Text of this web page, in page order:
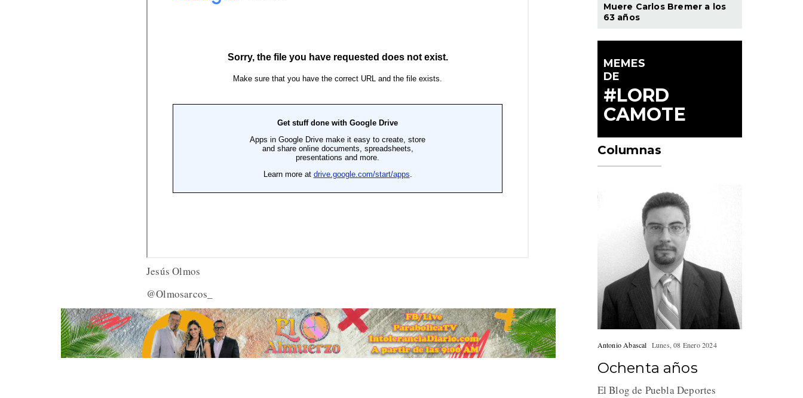
Jesús Olmos
@Olmosarcos_
Muere Carlos Bremer a los
63 años
MEMES
DE
#LORD
CAMOTE
Columnas
Antonio Abascal Lunes, 08 Enero 2024
Ochenta años
El Blog de Puebla Deportes